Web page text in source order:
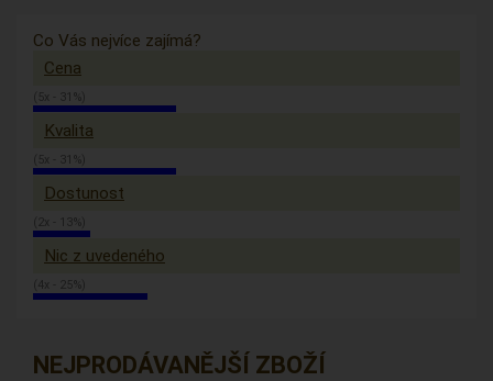
Co Vás nejvíce zajímá?
Cena
(5x - 31%)
Kvalita
(5x - 31%)
Dostunost
(2x - 13%)
Nic z uvedeného
(4x - 25%)
NEJPRODÁVANĚJŠÍ ZBOŽÍ